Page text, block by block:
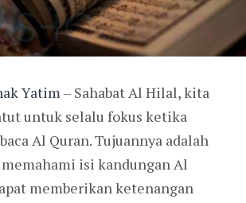
Yatim– Sahabat Al Hilal, kita
untuk selalu fokus ketika
Al Quran. Tujuannya adalah
isi kandungan Al
memberikan ketenangan